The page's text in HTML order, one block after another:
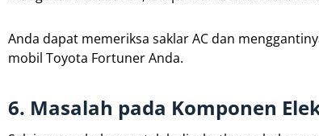
Anda dapat memeriksa saklar AC dan
mobil Toyota Fortuner Anda.
6. Masalah pada Komponen